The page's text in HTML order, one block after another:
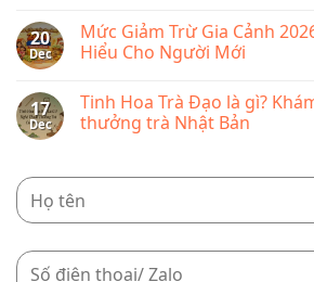
phí
Chóng,
Dễ
Dàng
Quản
Lý
Bán
Tốt
Nhất
Hiện
on
Cập
nhật
Thuế
thu
nhập
2026
cần
20
Dec
Mức Giảm Trừ Gia Cảnh
Hiểu Cho Người Mới
on
Mức
Giảm
Cảnh
Mới
Người
17
Dec
Tinh Hoa Trà Đạo là gì?
thưởng trà Nhật Bản
on
Hoa
Khám